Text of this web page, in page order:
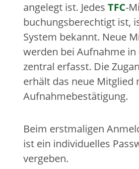
angelegt ist. Jedes TFC-
buchungsberechtigt ist,
System bekannt. Neue
werden bei Aufnahme in
zentral erfasst. Die
erhält das neue Mitglied
Aufnahmebestätigung.
Beim erstmaligen
ist ein individuelles
vergeben.